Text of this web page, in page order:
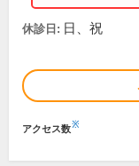
休診日: 日、祝
アクセス数※